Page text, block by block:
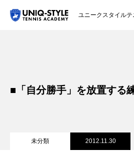
ユニークスタイル
スクール紹介・コーチ紹介
ブログ
■「自分勝手」を放置する
未分類 2012.11.30